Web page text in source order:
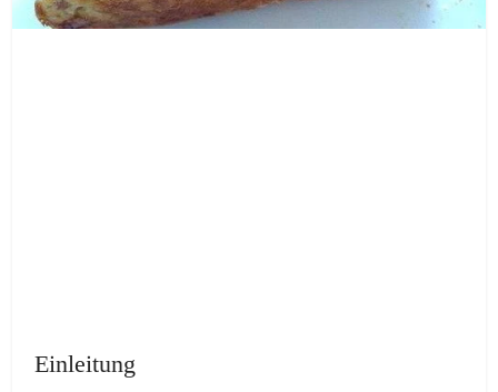
Einleitung